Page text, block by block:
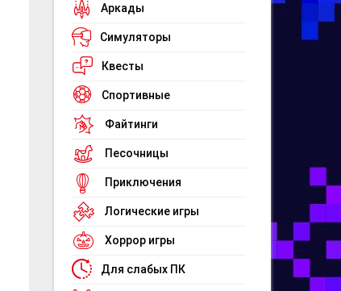
Аркады
Симуляторы
Квесты
Спортивные
Файтинги
Песочницы
Приключения
Логические игры
Хоррор игры
Для слабых ПК